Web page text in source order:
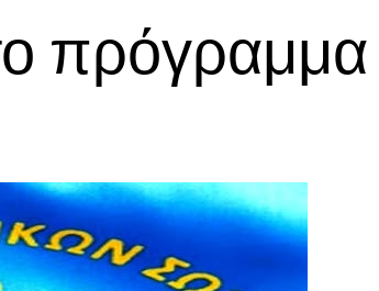
πρόγραμμα